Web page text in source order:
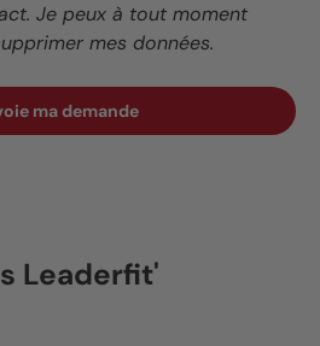
Je peux à tout moment
mes données.
ma demande
Leaderfit'